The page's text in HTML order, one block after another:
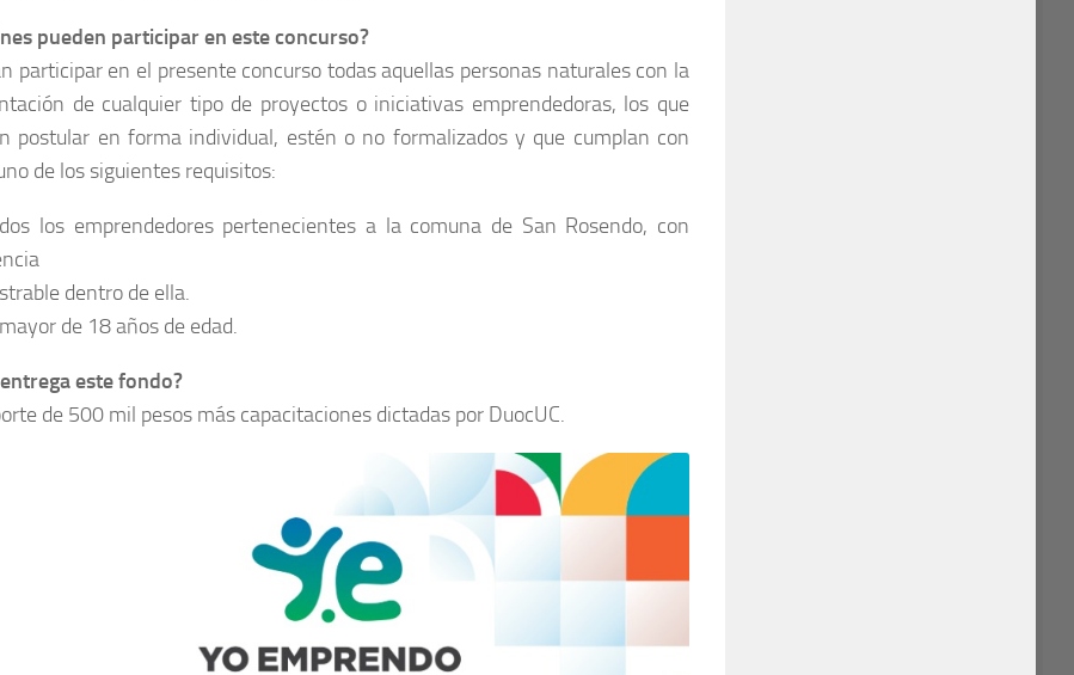
pueden participar en este concurso?
participar en el presente concurso todas aquellas personas naturales con la
de cualquier tipo de proyectos o iniciativas emprendedoras, los que
postular en forma individual, estén o no formalizados y que cumplan con
de los siguientes requisitos:
los emprendedores pertenecientes a la comuna de San Rosendo, con
dentro de ella.
de 18 años de edad.
este fondo?
de 500 mil pesos más capacitaciones dictadas por DuocUC.